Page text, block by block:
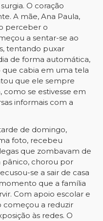
O coração
A mãe, Ana Paula,
perceber o
a sentar-se ao
tentando puxar
de forma automática,
cabia em uma tela
que ele sempre
como se estivesse em
informais com a
de domingo,
foto, recebeu
que zombavam de
pânico, chorou por
se a sair de casa
que a família
Com apoio escolar e
começou a reduzir
às redes. O